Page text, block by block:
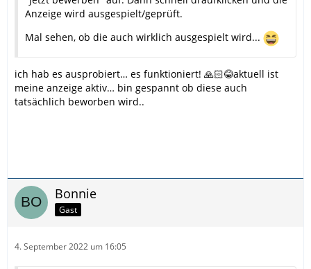
Anzeige wird ausgespielt/geprüft.
Mal sehen, ob die auch wirklich ausgespielt wird...
ich hab es ausprobiert… es funktioniert! 🙏🏻😂aktuell ist
meine anzeige aktiv… bin gespannt ob diese auch
tatsächlich beworben wird..
Bonnie
Gast
4. September 2022 um 16:05